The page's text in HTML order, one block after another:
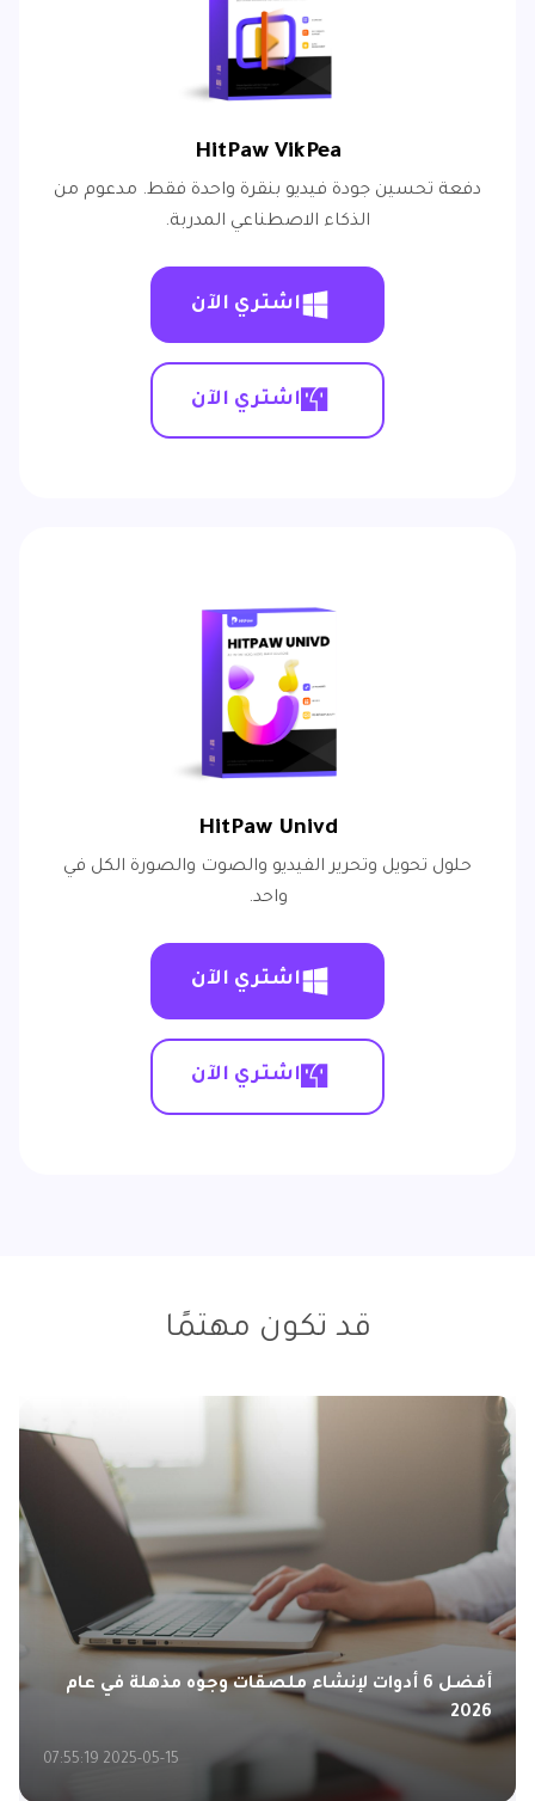
HitPaw VikPea
دفعة تحسين جودة فيديو بنقرة واحدة فقط. مدعوم من
الذكاء الاصطناعي المدربة.
اشتري الآن
اشتري الآن
HitPaw Univd
حلول تحويل وتحرير الفيديو والصوت والصورة الكل في
واحد.
اشتري الآن
اشتري الآن
قد تكون مهتمًا
أفضل 6 أدوات لإنشاء ملصقات وجوه مذهلة في عام
2026
2025-05-15 07:55:19